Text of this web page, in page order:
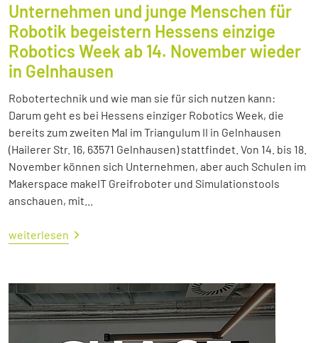
Unternehmen und junge Menschen für
Robotik begeistern Hessens einzige
Robotics Week ab 14. November wieder
in Gelnhausen
Robotertechnik und wie man sie für sich nutzen kann:
Darum geht es bei Hessens einziger Robotics Week, die
bereits zum zweiten Mal im Triangulum II in Gelnhausen
(Hailerer Str. 16, 63571 Gelnhausen) stattfindet. Von 14. bis 18.
November können sich Unternehmen, aber auch Schulen im
Makerspace makeIT Greifroboter und Simulationstools
anschauen, mit...
weiterlesen